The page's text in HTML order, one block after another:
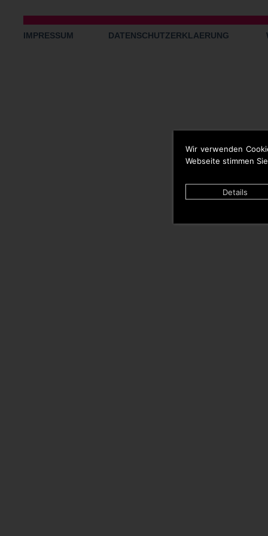
Wir verwenden
Webseite stimmen
Details
IMPRESSUM DATENSCHUTZERKLAERUNG